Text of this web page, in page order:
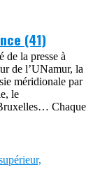
(41)
de la presse à
de l’UNamur, la
méridionale par
le
Chaque